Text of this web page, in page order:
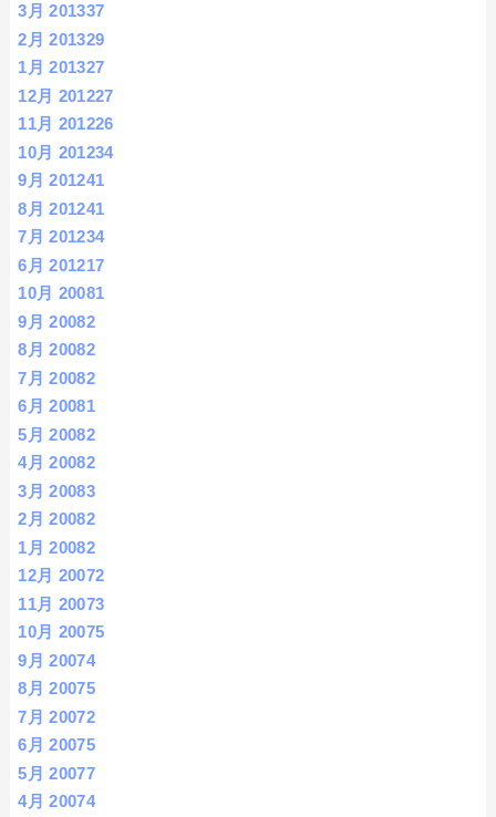
3月 201337
2月 201329
1月 201327
12月 201227
11月 201226
10月 201234
9月 201241
8月 201241
7月 201234
6月 201217
10月 20081
9月 20082
8月 20082
7月 20082
6月 20081
5月 20082
4月 20082
3月 20083
2月 20082
1月 20082
12月 20072
11月 20073
10月 20075
9月 20074
8月 20075
7月 20072
6月 20075
5月 20077
4月 20074